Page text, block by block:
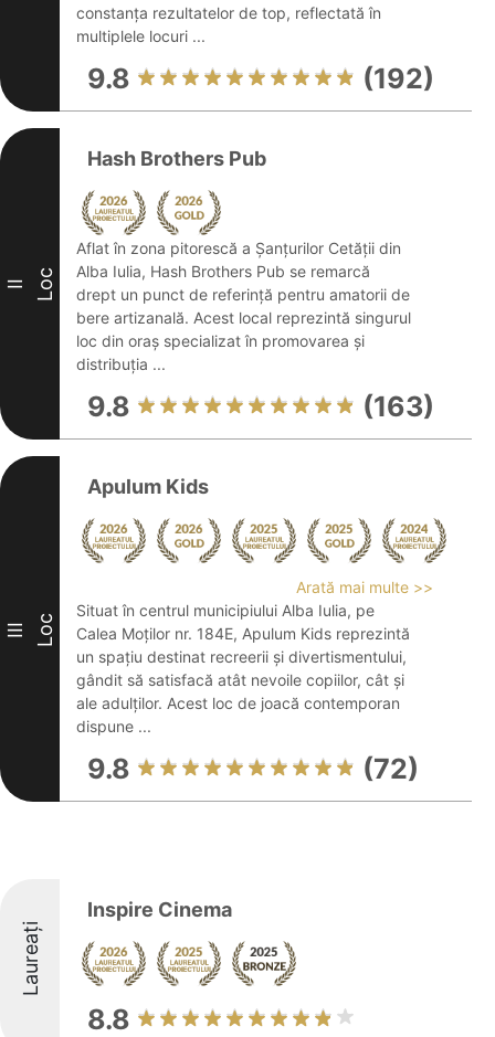
constanța rezultatelor de top, reflectată în
multiplele locuri ...
9.8 (192)
II Loc
Hash Brothers Pub
Aflat în zona pitorescă a Șanțurilor Cetății din
Alba Iulia, Hash Brothers Pub se remarcă
drept un punct de referință pentru amatorii de
bere artizanală. Acest local reprezintă singurul
loc din oraș specializat în promovarea și
distribuția ...
9.8 (163)
III Loc
Apulum Kids
Arată mai multe >>
Situat în centrul municipiului Alba Iulia, pe
Calea Moților nr. 184E, Apulum Kids reprezintă
un spațiu destinat recreerii și divertismentului,
gândit să satisfacă atât nevoile copiilor, cât și
ale adulților. Acest loc de joacă contemporan
dispune ...
9.8 (72)
Laureați
Inspire Cinema
8.8